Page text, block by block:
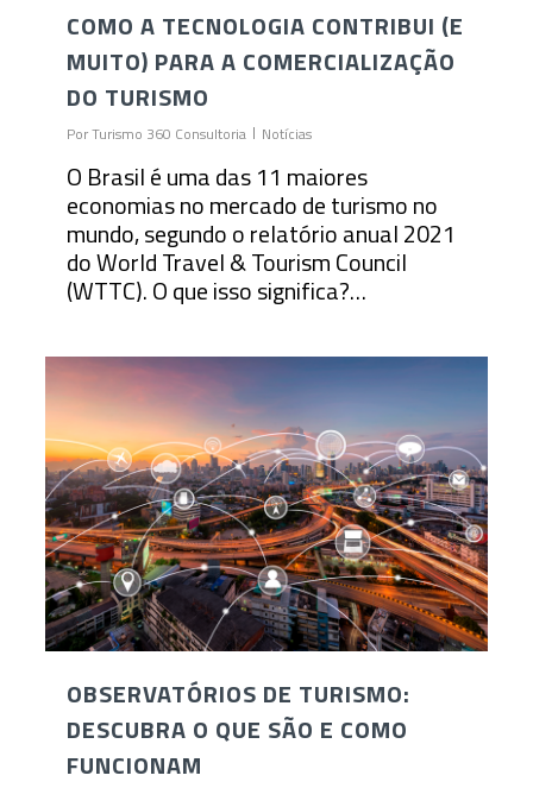
COMO A TECNOLOGIA CONTRIBUI (E
MUITO) PARA A COMERCIALIZAÇÃO
DO TURISMO
PorTurismo 360 Consultoria Notícias
O Brasil é uma das 11 maiores
economias no mercado de turismo no
mundo, segundo o relatório anual 2021
do World Travel & Tourism Council
(WTTC). O que isso significa?…
OBSERVATÓRIOS DE TURISMO:
DESCUBRA O QUE SÃO E COMO
FUNCIONAM